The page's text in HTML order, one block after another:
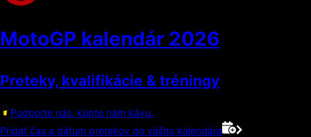
MotoGP kalendár 2026
Preteky, kvalifikácie & tréningy
Podporte nás, kúpte nám kávu.
Pridať čas a dátum pretekov do vášho kalendára